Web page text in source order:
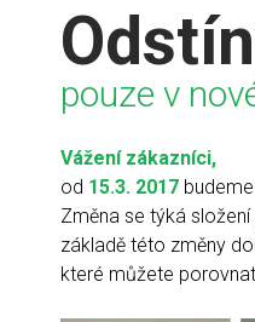
pouze v
Vážení zákazníci,
od 15.3. 2017
Změna se týká
základě této změny
které můžete